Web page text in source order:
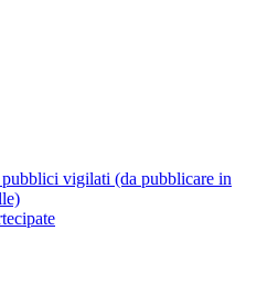
vigilati (da pubblicare in